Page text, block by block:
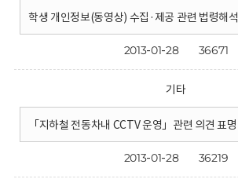
학생 개인정보(동영상) 수집·제공 관련 법령해석
2013-01-28 36671
기타
「지하철 전동차내 CCTV 운영」관련 의견 표명
2013-01-28 36219